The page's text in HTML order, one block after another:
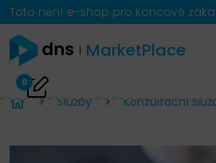
Toto není e-shop pro koncové
MarketPlace
0
Služby Konzultační